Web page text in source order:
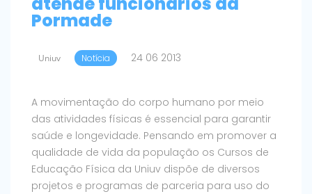
Pormade
Uniuv Notícia 24 06 2013
A movimentação do corpo humano por meio
das atividades físicas é essencial para garantir
saúde e longevidade. Pensando em promover a
qualidade de vida da população os Cursos de
Educação Física da Uniuv dispõe de diversos
projetos e programas de parceria para uso do